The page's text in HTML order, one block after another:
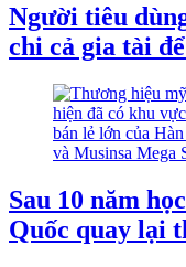
Người tiêu
chi cả gia tài
Sau 10 năm
Quốc quay lại